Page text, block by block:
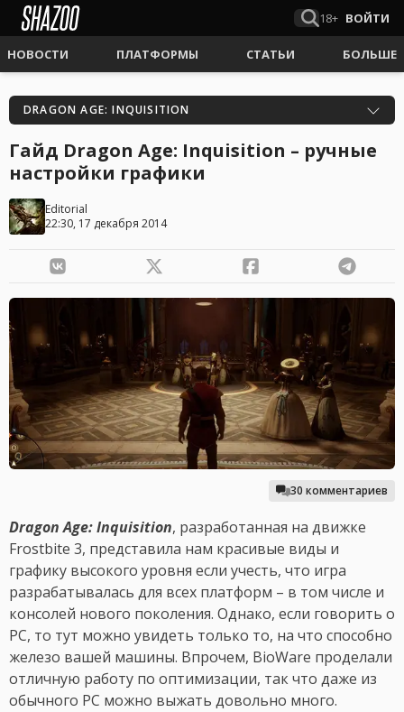
18+ ВОЙТИ
НОВОСТИ ПЛАТФОРМЫ СТАТЬИ БОЛЬШЕ
DRAGON AGE: INQUISITION
Гайд Dragon Age: Inquisition – ручные
настройки графики
Editorial
22:30, 17 декабря 2014
30 комментариев
Dragon Age: Inquisition, разработанная на движке
Frostbite 3, представила нам красивые виды и
графику высокого уровня если учесть, что игра
разрабатывалась для всех платформ – в том числе и
консолей нового поколения. Однако, если говорить о
PC, то тут можно увидеть только то, на что способно
железо вашей машины. Впрочем, BioWare проделали
отличную работу по оптимизации, так что даже из
обычного PC можно выжать довольно много.